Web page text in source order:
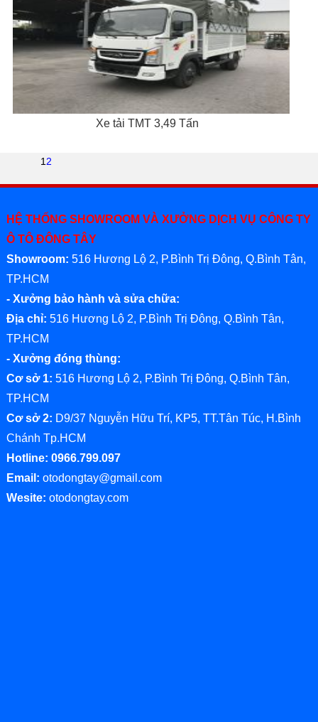
Xe tải TMT 3,49 Tấn
12
HỆ THỐNG SHOWROOM VÀ XƯỞNG DỊCH VỤ CÔNG TY
Ô TÔ ĐÔNG TÂY
Showroom: 516 Hương Lộ 2, P.Bình Trị Đông, Q.Bình Tân,
TP.HCM
- Xưởng bảo hành và sửa chữa:
Địa chỉ: 516 Hương Lộ 2, P.Bình Trị Đông, Q.Bình Tân,
TP.HCM
- Xưởng đóng thùng:
Cơ sở 1: 516 Hương Lộ 2, P.Bình Trị Đông, Q.Bình Tân,
TP.HCM
Cơ sở 2: D9/37 Nguyễn Hữu Trí, KP5, TT.Tân Túc, H.Bình
Chánh Tp.HCM
Hotline: 0966.799.097
Email: otodongtay@gmail.com
Wesite: otodongtay.com